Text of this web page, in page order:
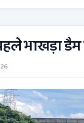
भाखड़ा डैम